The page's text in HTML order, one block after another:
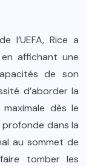
l’UEFA, Rice a
affichant une
de son
d’aborder la
dès le
dans la
au sommet de
tomber les